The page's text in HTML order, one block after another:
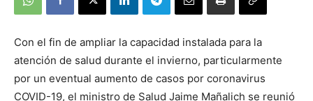
Con el fin de ampliar la capacidad instalada para la
atención de salud durante el invierno, particularmente
por un eventual aumento de casos por coronavirus
COVID-19, el ministro de Salud Jaime Mañalich se reunió